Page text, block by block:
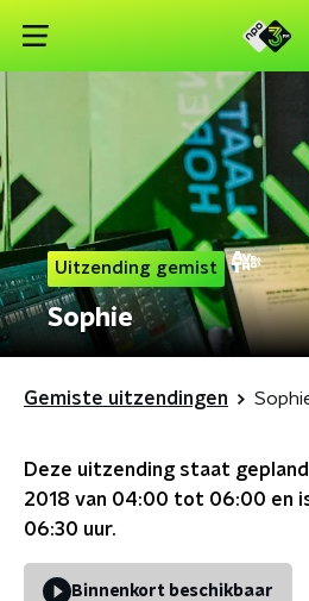
Uitzending gemist
Sophie
Gemiste uitzendingen
Deze uitzending staat
2018 van 04:00 tot 06:00 en
06:30 uur.
Binnenkort beschikbaar